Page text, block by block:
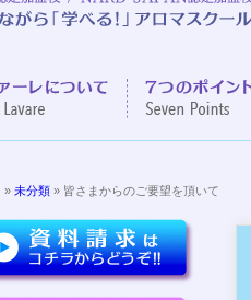
ラヴァーレにつ
» 未分類» 皆さまからのご要望を頂いて